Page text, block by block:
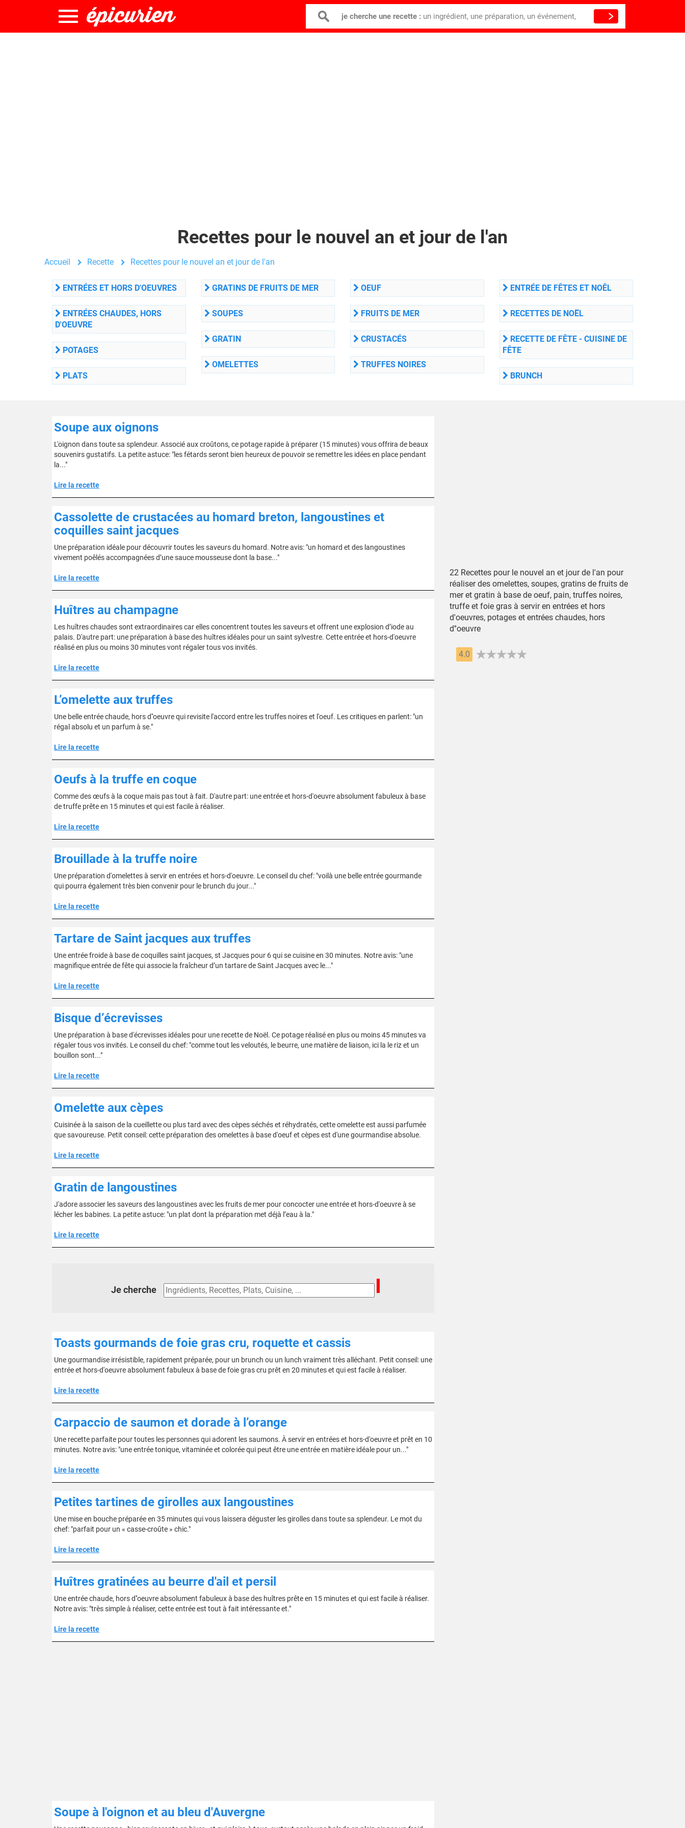
je cherche une recette : un ingrédient, une préparation, un événement,
Recettes pour le nouvel an et jour de l'an
Accueil Recette Recettes pour le nouvel an et jour de l'an
ENTRÉES ET HORS D'OEUVRES
ENTRÉES CHAUDES, HORS
D'OEUVRE
POTAGES
PLATS
GRATINS DE FRUITS DE MER
SOUPES
GRATIN
OMELETTES
OEUF
FRUITS DE MER
CRUSTACÉS
TRUFFES NOIRES
ENTRÉE DE FÊTES ET NOÊL
RECETTES DE NOËL
RECETTE DE FÊTE - CUISINE DE
FÊTE
BRUNCH
Soupe aux oignons
L'oignon dans toute sa splendeur. Associé aux croûtons, ce potage rapide à préparer (15 minutes) vous offrira de beaux
souvenirs gustatifs. La petite astuce: "les fétards seront bien heureux de pouvoir se remettre les idées en place pendant
la..."
Lire la recette
Cassolette de crustacées au homard breton, langoustines et
coquilles saint jacques
Une préparation idéale pour découvrir toutes les saveurs du homard. Notre avis: "un homard et des langoustines
vivement poêlés accompagnées d’une sauce mousseuse dont la base..."
Lire la recette
Huîtres au champagne
Les huîtres chaudes sont extraordinaires car elles concentrent toutes les saveurs et offrent une explosion d’iode au
palais. D'autre part: une préparation à base des huîtres idéales pour un saint sylvestre. Cette entrée et hors-d'oeuvre
réalisé en plus ou moins 30 minutes vont régaler tous vos invités.
Lire la recette
L’omelette aux truffes
Une belle entrée chaude, hors d''oeuvre qui revisite l'accord entre les truffes noires et l'oeuf. Les critiques en parlent: "un
régal absolu et un parfum à se."
Lire la recette
Oeufs à la truffe en coque
Comme des œufs à la coque mais pas tout à fait. D'autre part: une entrée et hors-d'oeuvre absolument fabuleux à base
de truffe prête en 15 minutes et qui est facile à réaliser.
Lire la recette
Brouillade à la truffe noire
Une préparation d'omelettes à servir en entrées et hors-d'oeuvre. Le conseil du chef: "voilà une belle entrée gourmande
qui pourra également très bien convenir pour le brunch du jour..."
Lire la recette
Tartare de Saint jacques aux truffes
Une entrée froide à base de coquilles saint jacques, st Jacques pour 6 qui se cuisine en 30 minutes. Notre avis: "une
magnifique entrée de fête qui associe la fraîcheur d’un tartare de Saint Jacques avec le..."
Lire la recette
Bisque d’écrevisses
Une préparation à base d'écrevisses idéales pour une recette de Noël. Ce potage réalisé en plus ou moins 45 minutes va
régaler tous vos invités. Le conseil du chef: "comme tout les veloutés, le beurre, une matière de liaison, ici la le riz et un
bouillon sont..."
Lire la recette
Omelette aux cèpes
Cuisinée à la saison de la cueillette ou plus tard avec des cèpes séchés et réhydratés, cette omelette est aussi parfumée
que savoureuse. Petit conseil: cette préparation des omelettes à base d'oeuf et cèpes est d'une gourmandise absolue.
Lire la recette
Gratin de langoustines
J'adore associer les saveurs des langoustines avec les fruits de mer pour concocter une entrée et hors-d'oeuvre à se
lécher les babines. La petite astuce: "un plat dont la préparation met déjà l’eau à la."
Lire la recette
Je cherche
Toasts gourmands de foie gras cru, roquette et cassis
Une gourmandise irrésistible, rapidement préparée, pour un brunch ou un lunch vraiment très alléchant. Petit conseil: une
entrée et hors-d'oeuvre absolument fabuleux à base de foie gras cru prêt en 20 minutes et qui est facile à réaliser.
Lire la recette
Carpaccio de saumon et dorade à l’orange
Une recette parfaite pour toutes les personnes qui adorent les saumons. À servir en entrées et hors-d'oeuvre et prêt en 10
minutes. Notre avis: "une entrée tonique, vitaminée et colorée qui peut être une entrée en matière idéale pour un..."
Lire la recette
Petites tartines de girolles aux langoustines
Une mise en bouche préparée en 35 minutes qui vous laissera déguster les girolles dans toute sa splendeur. Le mot du
chef: "parfait pour un « casse-croûte » chic."
Lire la recette
Huîtres gratinées au beurre d'ail et persil
Une entrée chaude, hors d''oeuvre absolument fabuleux à base des huîtres prête en 15 minutes et qui est facile à réaliser.
Notre avis: "très simple à réaliser, cette entrée est tout à fait intéressante et."
Lire la recette
Soupe à l'oignon et au bleu d'Auvergne
22 Recettes pour le nouvel an et jour de l'an pour
réaliser des omelettes, soupes, gratins de fruits de
mer et gratin à base de oeuf, pain, truffes noires,
truffe et foie gras à servir en entrées et hors
d'oeuvres, potages et entrées chaudes, hors
d''oeuvre
4.0